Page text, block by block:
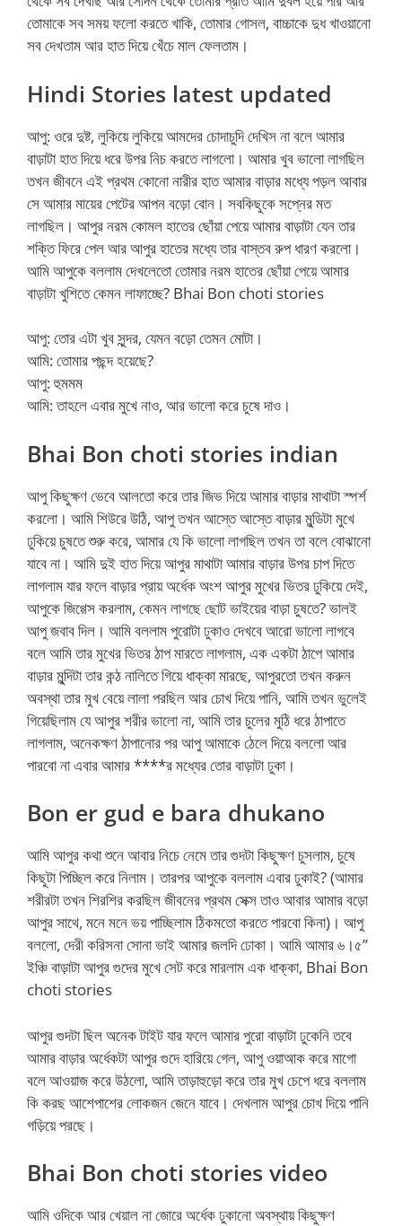
তোমাকে সব সময় ফলো করতে খাকি, তোমার গোসল, বাচ্চাকে দুধ খাওয়ানো
সব দেখতাম আর হাত দিয়ে খেঁচে মাল ফেলতাম।
Hindi Stories latest updated
আপু: ওরে দুষ্ট, লুকিয়ে লুকিয়ে আমদের চোদাচুদি দেখিস না বলে আমার
বাড়াটা হাত দিয়ে ধরে উপর নিচ করতে লাগলো। আমার খুব ভালো লাগছিল
তখন জীবনে এই প্রথম কোনো নারীর হাত আমার বাড়ার মধ্যে পড়ল আবার
সে আমার মায়ের পেটের আপন বড়ো বোন। সবকিছুকে সপ্নের মত
লাগছিল। আপুর নরম কোমল হাতের ছোঁয়া পেয়ে আমার বাড়াটা যেন তার
শক্তি ফিরে পেল আর আপুর হাতের মধ্যে তার বাস্তব রুপ ধারণ করলো।
আমি আপুকে বললাম দেখলেতো তোমার নরম হাতের ছোঁয়া পেয়ে আমার
বাড়াটা খুশিতে কেমন লাফাচ্ছে? Bhai Bon choti stories
আপু: তোর এটা খুব সুন্দর, যেমন বড়ো তেমন মোটা।
আমি: তোমার পছন্দ হয়েছে?
আপু: হুমমম
আমি: তাহলে এবার মুখে নাও, আর ভালো করে চুষে দাও।
Bhai Bon choti stories indian
আপু কিছুক্ষণ ভেবে আলতো করে তার জিভ দিয়ে আমার বাড়ার মাথাটা স্পর্শ
করলো। আমি শিউরে উঠি, আপু তখন আস্তে আস্তে বাড়ার মুন্ডিটা মুখে
ঢুকিয়ে চুষতে শুরু করে, আমার যে কি ভালো লাগছিল তখন তা বলে বোঝানো
যাবে না। আমি দুই হাত দিয়ে আপুর মাথাটা আমার বাড়ার উপর চাপ দিতে
লাগলাম যার ফলে বাড়ার প্রায় অর্ধেক অংশ আপুর মুখের ভিতর ঢুকিয়ে দেই,
আপুকে জিগ্গেস করলাম, কেমন লাগছে ছোট ভাইয়ের বাড়া চুষতে? ভালই
আপু জবাব দিল। আমি বললাম পুরোটা ঢুকাও দেখবে আরো ভালো লাগবে
বলে আমি তার মুখের ভিতর ঠাপ মারতে লাগলাম, এক একটা ঠাপে আমার
বাড়ার মুন্দিটা তার কন্ঠ নালিতে গিয়ে ধাক্কা মারছে, আপুরতো তখন করুন
অবস্থা তার মুখ বেয়ে লালা পরছিল আর চোখ দিয়ে পানি, আমি তখন ভুলেই
গিয়েছিলাম যে আপুর শরীর ভালো না, আমি তার চুলের মুঠি ধরে ঠাপাতে
লাগলাম, অনেকক্ষণ ঠাপানোর পর আপু আমাকে ঠেলে দিয়ে বললো আর
পারবো না এবার আমার ****র মধ্যের তোর বাড়াটা ঢুকা।
Bon er gud e bara dhukano
আমি আপুর কথা শুনে আবার নিচে নেমে তার গুদটা কিছুক্ষণ চুসলাম, চুষে
কিছুটা পিচ্ছিল করে নিলাম। তারপর আপুকে বললাম এবার ঢুকাই? (আমার
শরীরটা তখন শিরশির করছিল জীবনের প্রথম সেক্স তাও আবার আমার বড়ো
আপুর সাথে, মনে মনে ভয় পাচ্ছিলাম ঠিকমতো করতে পারবো কিনা)। আপু
বললো, দেরী করিসনা সোনা ভাই আমার জলদি ঢোকা। আমি আমার ৬।৫”
ইঞ্চি বাড়াটা আপুর গুদের মুখে সেট করে মারলাম এক ধাক্কা, Bhai Bon
choti stories
আপুর গুদটা ছিল অনেক টাইট যার ফলে আমার পুরো বাড়াটা ঢুকেনি তবে
আমার বাড়ার অর্ধেকটা আপুর গুদে হারিয়ে গেল, আপু ওয়াআক করে মাগো
বলে আওয়াজ করে উঠলো, আমি তাড়াহুড়ো করে তার মুখ চেপে ধরে বললাম
কি করছ আশেপাশের লোকজন জেনে যাবে। দেখলাম আপুর চোখ দিয়ে পানি
গড়িয়ে পরছে।
Bhai Bon choti stories video
আমি ওদিকে আর খেয়াল না জোরে অর্ধেক ঢুকানো অবস্থায় কিছুক্ষণ